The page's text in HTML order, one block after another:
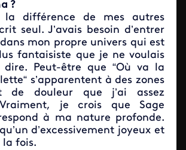
?
la différence de mes autres
seul. J’avais besoin d’entrer
mon propre univers qui est
fantaisiste que je ne voulais
Peut-être que “Où va la
s’apparentent à des zones
de douleur que j’ai assez
Vraiment, je crois que Sage
à ma nature profonde.
d’excessivement joyeux et
la fois.